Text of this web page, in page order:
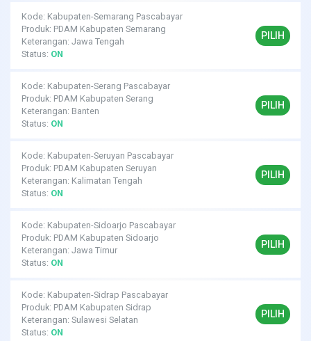
Kode: Kabupaten-Semarang Pascabayar
Produk: PDAM Kabupaten Semarang
Keterangan: Jawa Tengah
Status: ON
PILIH
Kode: Kabupaten-Serang Pascabayar
Produk: PDAM Kabupaten Serang
Keterangan: Banten
Status: ON
PILIH
Kode: Kabupaten-Seruyan Pascabayar
Produk: PDAM Kabupaten Seruyan
Keterangan: Kalimatan Tengah
Status: ON
PILIH
Kode: Kabupaten-Sidoarjo Pascabayar
Produk: PDAM Kabupaten Sidoarjo
Keterangan: Jawa Timur
Status: ON
PILIH
Kode: Kabupaten-Sidrap Pascabayar
Produk: PDAM Kabupaten Sidrap
Keterangan: Sulawesi Selatan
Status: ON
PILIH